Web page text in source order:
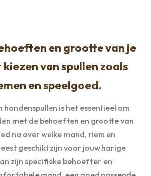
en grootte van je
van spullen zoals
en speelgoed.
hondenspullen is het essentieel om
met de behoeften en grootte van
na over welke mand, riem en
geschikt zijn voor jouw harige
zijn specifieke behoeften en